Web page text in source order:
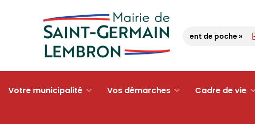
Opération « argent de poche »
Votre municipalité Vos démarches Cadre de vie